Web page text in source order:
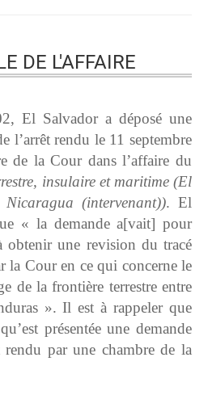
DE L'AFFAIRE
El Salvador a déposé une
l’arrêt rendu le 11 septembre
de la Cour dans l’affaire du
insulaire et maritime (El
(intervenant)). El
« la demande a[vait] pour
obtenir une revision du tracé
la Cour en ce qui concerne le
de la frontière terrestre entre
». Il est à rappeler que
présentée une demande
par une chambre de la